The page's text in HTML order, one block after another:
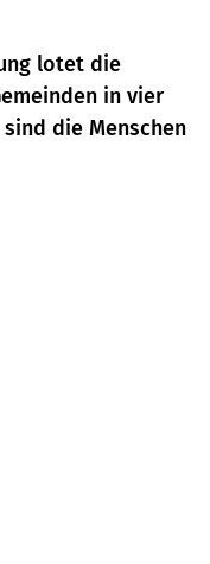
lotet die
in vier
die Menschen